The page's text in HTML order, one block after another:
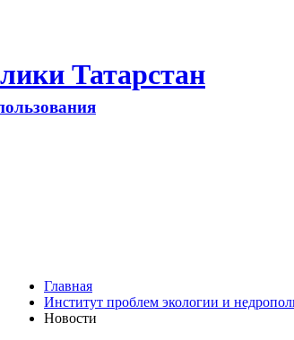
Татарстан
Главная
Институт проблем экологии и
Новости